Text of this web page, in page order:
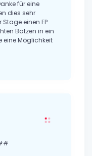
für eine
dies sehr
einen FP
Batzen in ein
eine Möglichkeit